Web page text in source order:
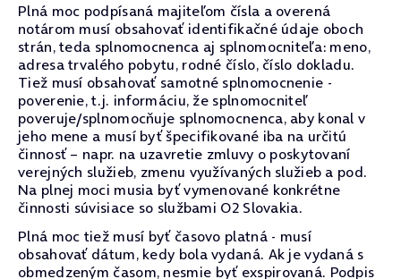
Plná moc podpísaná majiteľom čísla a overená
notárom musí obsahovať identifikačné údaje oboch
strán, teda splnomocnenca aj splnomocniteľa: meno,
adresa trvalého pobytu, rodné číslo, číslo dokladu.
Tiež musí obsahovať samotné splnomocnenie -
poverenie, t.j. informáciu, že splnomocniteľ
poveruje/splnomocňuje splnomocnenca, aby konal v
jeho mene a musí byť špecifikované iba na určitú
činnosť – napr. na uzavretie zmluvy o poskytovaní
verejných služieb, zmenu využívaných služieb a pod.
Na plnej moci musia byť vymenované konkrétne
činnosti súvisiace so službami O2 Slovakia.
Plná moc tiež musí byť časovo platná - musí
obsahovať dátum, kedy bola vydaná. Ak je vydaná s
obmedzeným časom, nesmie byť exspirovaná. Podpis